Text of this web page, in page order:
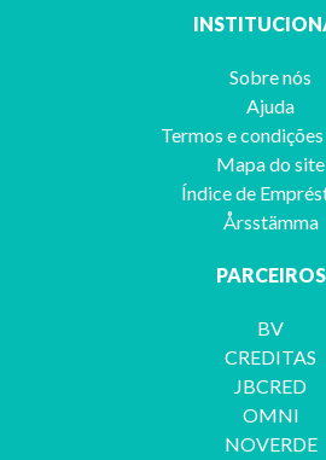
Sobre nós
Ajuda
Termos e
Mapa do site
Índice de
Årsstämma
PARCEIROS
BV
CREDITAS
JBCRED
OMNI
NOVERDE